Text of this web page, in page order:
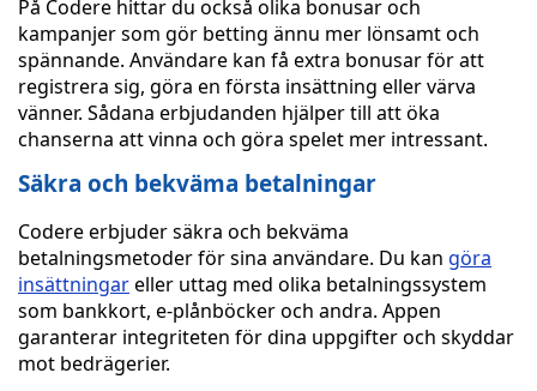
På Codere hittar du också olika bonusar och
kampanjer som gör betting ännu mer lönsamt och
spännande. Användare kan få extra bonusar för att
registrera sig, göra en första insättning eller värva
vänner. Sådana erbjudanden hjälper till att öka
chanserna att vinna och göra spelet mer intressant.
Säkra och bekväma betalningar
Codere erbjuder säkra och bekväma
betalningsmetoder för sina användare. Du kan göra
insättningareller uttag med olika betalningssystem
som bankkort, e-plånböcker och andra. Appen
garanterar integriteten för dina uppgifter och skyddar
mot bedrägerier.